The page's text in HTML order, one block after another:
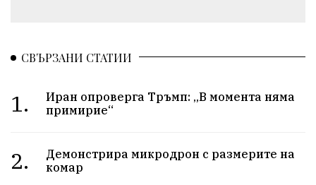
СВЪРЗАНИ СТАТИИ
1.
Иран опроверга Тръмп: „В момента няма
примирие“
2.
Демонстрира микродрон с размерите на
комар